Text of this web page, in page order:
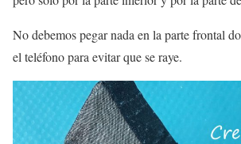
No debemos pegar nada en la parte frontal
el teléfono para evitar que se raye.